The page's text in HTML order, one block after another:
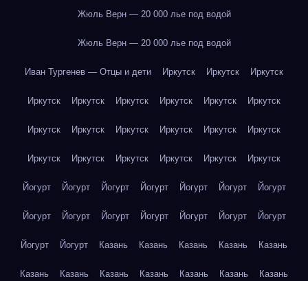
Жюль Верн — 20 000 лье под водой
Жюль Верн — 20 000 лье под водой
Иван Тургенев — Отцы и дети Иркутск Иркутск Иркутск
Иркутск Иркутск Иркутск Иркутск Иркутск Иркутск
Иркутск Иркутск Иркутск Иркутск Иркутск Иркутск
Иркутск Иркутск Иркутск Иркутск Иркутск Иркутск
Йогурт Йогурт Йогурт Йогурт Йогурт Йогурт Йогурт
Йогурт Йогурт Йогурт Йогурт Йогурт Йогурт Йогурт
Йогурт Йогурт Казань Казань Казань Казань Казань
Казань Казань Казань Казань Казань Казань Казань